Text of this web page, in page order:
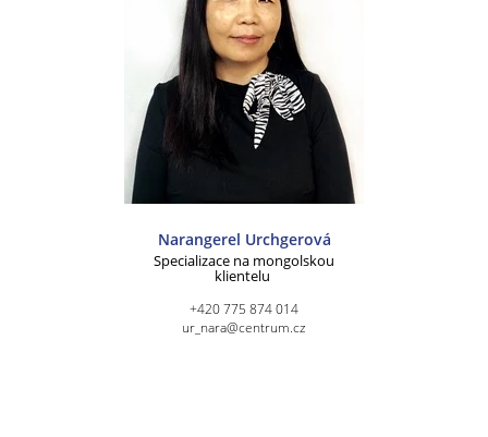
Narangerel Urchgerová
Specializace na mongolskou
klientelu
+420 775 874 014
ur_nara@centrum.cz